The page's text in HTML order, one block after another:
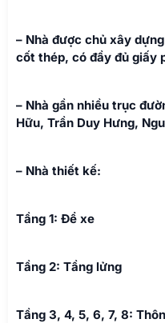
– Nhà được chủ xây
cốt thép, có đầy đủ giấy
– Nhà gần nhiều trục
Hữu, Trần Duy Hưng,
– Nhà thiết kế:
Tầng 1: Để xe
Tầng 2: Tầng lửng
Tầng 3, 4, 5, 6, 7, 8: